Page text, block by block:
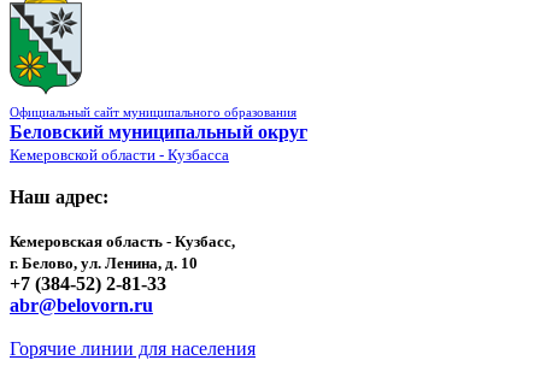
Официальный сайт муниципального образования
Беловский муниципальный округ
Кемеровской области - Кузбасса
Наш адрес:
Кемеровская область - Кузбасс,
г. Белово, ул. Ленина, д. 10
+7 (384-52) 2-81-33
abr@belovorn.ru
Горячие линии для населения